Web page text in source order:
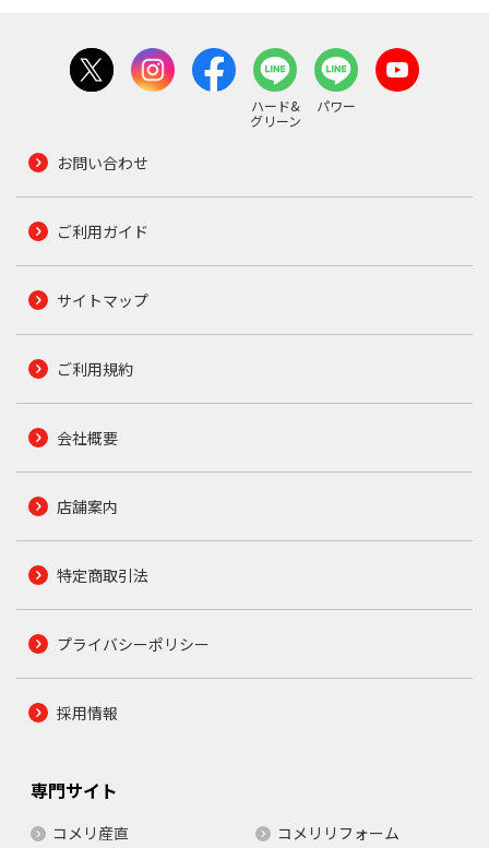
ハード&
グリーン
パワー
お問い合わせ
ご利用ガイド
サイトマップ
ご利用規約
会社概要
店舗案内
特定商取引法
プライバシーポリシー
採用情報
専門サイト
コメリ産直 コメリリフォーム